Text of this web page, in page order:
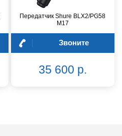
Передатчик Shure BLX2/PG58
M17
Звоните
35 600 р.